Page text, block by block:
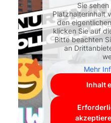
Sie
Platzhalterinhalt
den
klicken Sie auf
Bitte beachten
an
Mehr
Inhalt